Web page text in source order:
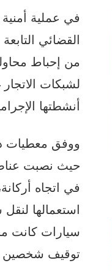
في عملية
القضائي
من إحباط
لشبكات
أنشطتها
ووفق معطيات
حيث نصبت
في اتجاه
استعمالها
توقيف شخصين